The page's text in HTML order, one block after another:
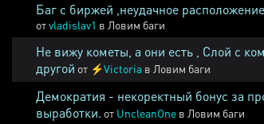
Баг с биржей ,неудачное
отvladislav1 в Ловим баги
Не вижу кометы, а они есть , Слой с
другой от ⚡Victoria в Ловим баги
Демократия - некоректный бонус за
выработки. от UncleanOne в Ловим баги